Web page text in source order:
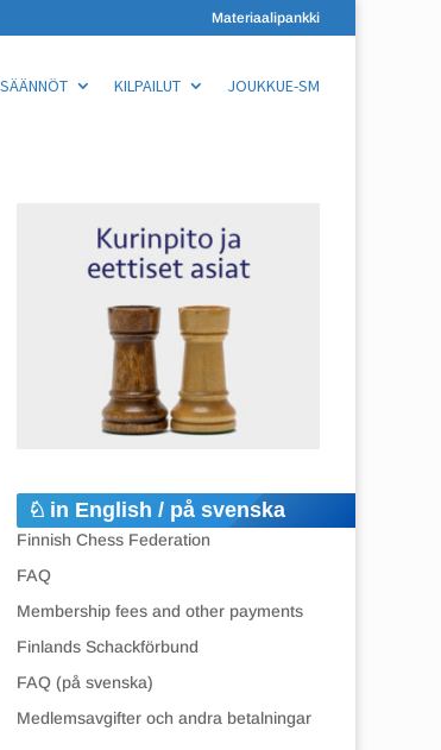
Materiaalipankki
SÄÄNNÖT KILPAILUT JOUKKUE-SM
in English / på svenska
Finnish Chess Federation
FAQ
Membership fees and other payments
Finlands Schackförbund
FAQ (på svenska)
Medlemsavgifter och andra betalningar